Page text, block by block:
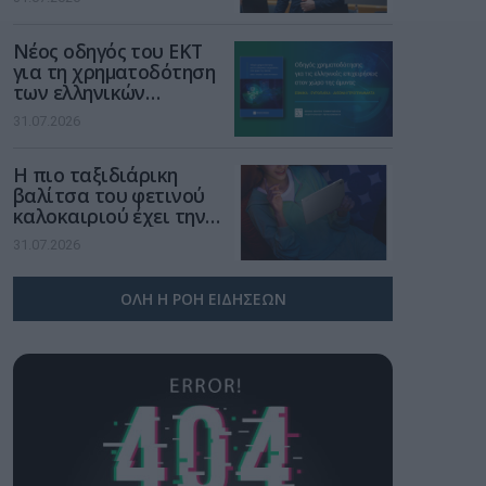
μια νέα βιομηχανική
Νέος οδηγός του ΕΚΤ
για τη χρηματοδότηση
των ελληνικών
επιχειρήσεων στον
χώρο της άμυνας
31.07.2026
Η πιο ταξιδιάρικη
βαλίτσα του φετινού
καλοκαιριού έχει την
υπογραφή της Xiaomi
31.07.2026
ΟΛΗ Η ΡΟΗ ΕΙΔΗΣΕΩΝ